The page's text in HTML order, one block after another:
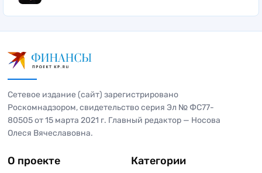
Сетевое издание (сайт) зарегистрировано
Роскомнадзором, свидетельство серия Эл № ФС77-
80505 от 15 марта 2021 г. Главный редактор — Носова
Олеся Вячеславовна.
О проекте Категории